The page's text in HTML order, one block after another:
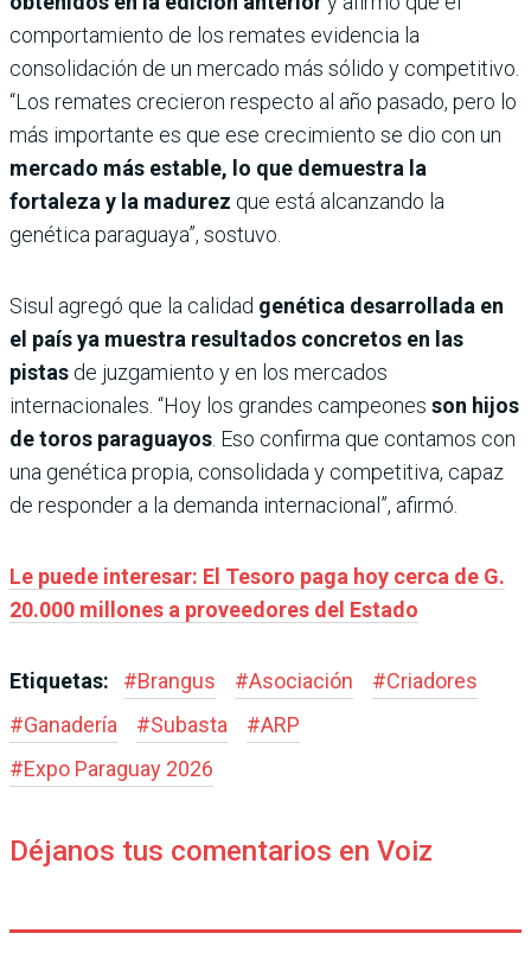
comportamiento de los remates evidencia la
consolidación de un mercado más sólido y competitivo.
“Los remates crecieron respecto al año pasado, pero lo
más importante es que ese crecimiento se dio con un
mercado más estable, lo que demuestra la
fortaleza y la madurez que está alcanzando la
genética paraguaya”, sostuvo.
Sisul agregó que la calidad genética desarrollada en
el país ya muestra resultados concretos en las
pistas de juzgamiento y en los mercados
internacionales. “Hoy los grandes campeones son hijos
de toros paraguayos . Eso confirma que contamos con
una genética propia, consolidada y competitiva, capaz
de responder a la demanda internacional”, afirmó.
Le puede interesar: El Tesoro paga hoy cerca de G.
20.000 millones a proveedores del Estado
Etiquetas: #Brangus #Asociación #Criadores
#Ganadería #Subasta #ARP
#Expo Paraguay 2026
Déjanos tus comentarios en Voiz